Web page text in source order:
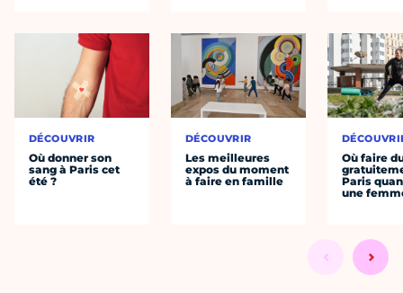
DÉCOUVRIR
Où donner son
sang à Paris cet
été ?
DÉCOUVRIR
Les meilleures
expos du moment
à faire en famille
Où faire
Paris
une